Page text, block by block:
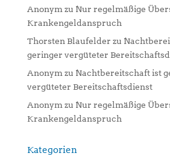
Anonym zu Nur regelmäßige
Krankengeldanspruch
Thorsten Blaufelder zu
geringer vergüteter
Anonym zu Nachtbereitschaft ist
vergüteter Bereitschaftsdienst
Anonym zu Nur regelmäßige
Krankengeldanspruch
Kategorien